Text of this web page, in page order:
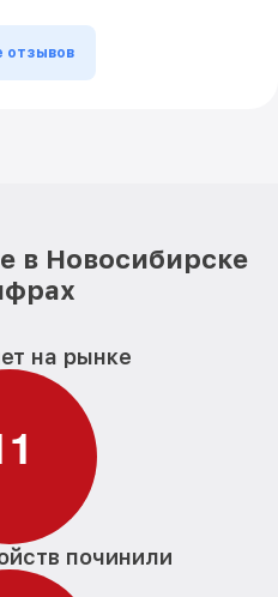
отзывов
в Новосибирске
на рынке
1
починили